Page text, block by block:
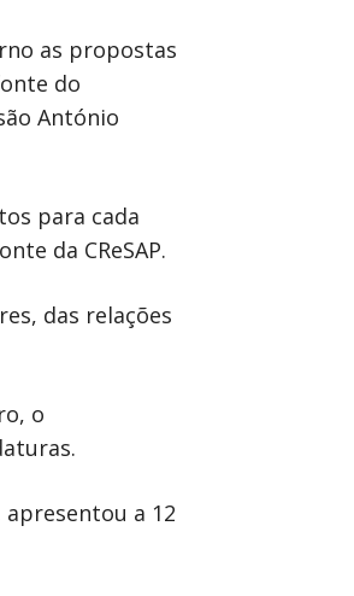
as propostas
do
António
para cada
da CReSAP.
das relações
o
a 12